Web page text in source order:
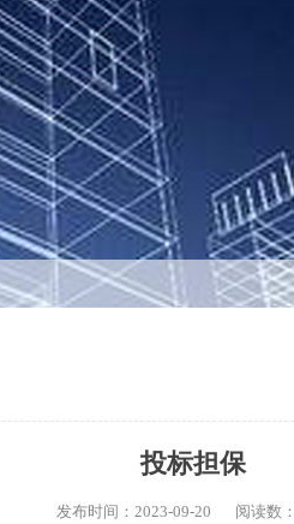
投标担保
发布时间：2023-09-20 阅读数